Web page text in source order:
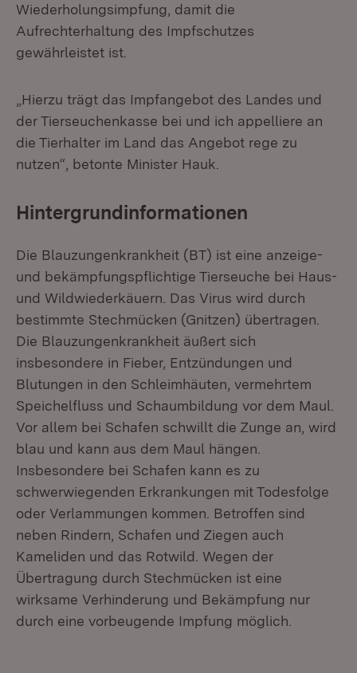
Wiederholungsimpfung, damit die
Aufrechterhaltung des Impfschutzes
gewährleistet ist.
„Hierzu trägt das Impfangebot des Landes und
der Tierseuchenkasse bei und ich appelliere an
die Tierhalter im Land das Angebot rege zu
nutzen“, betonte Minister Hauk.
Hintergrundinformationen
Die Blauzungenkrankheit (BT) ist eine anzeige-
und bekämpfungspflichtige Tierseuche bei Haus-
und Wildwiederkäuern. Das Virus wird durch
bestimmte Stechmücken (Gnitzen) übertragen.
Die Blauzungenkrankheit äußert sich
insbesondere in Fieber, Entzündungen und
Blutungen in den Schleimhäuten, vermehrtem
Speichelfluss und Schaumbildung vor dem Maul.
Vor allem bei Schafen schwillt die Zunge an, wird
blau und kann aus dem Maul hängen.
Insbesondere bei Schafen kann es zu
schwerwiegenden Erkrankungen mit Todesfolge
oder Verlammungen kommen. Betroffen sind
neben Rindern, Schafen und Ziegen auch
Kameliden und das Rotwild. Wegen der
Übertragung durch Stechmücken ist eine
wirksame Verhinderung und Bekämpfung nur
durch eine vorbeugende Impfung möglich.